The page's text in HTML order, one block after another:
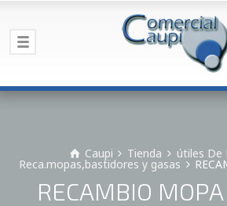
Caupi Tienda útiles De
Reca.mopas,bastidores y gasas
RECAMBIO